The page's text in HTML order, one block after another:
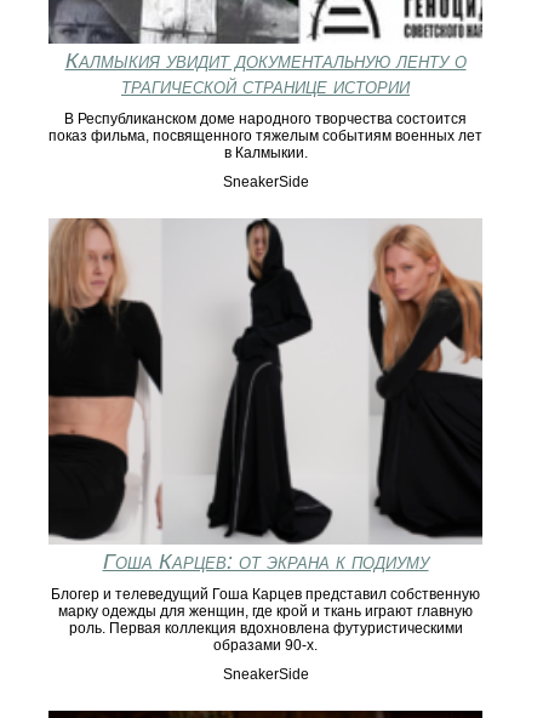
Калмыкия увидит документальную ленту о
трагической странице истории
В Республиканском доме народного творчества состоится
показ фильма, посвященного тяжелым событиям военных лет
в Калмыкии.
SneakerSide
Гоша Карцев: от экрана к подиуму
Блогер и телеведущий Гоша Карцев представил собственную
марку одежды для женщин, где крой и ткань играют главную
роль. Первая коллекция вдохновлена футуристическими
образами 90-х.
SneakerSide